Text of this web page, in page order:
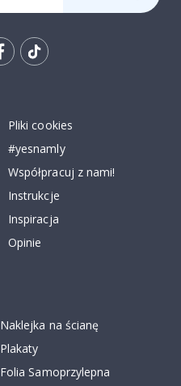
Pliki cookies
#yesnamly
Współpracuj z nami!
Instrukcje
Inspiracja
Opinie
Naklejka na ścianę
Plakaty
Folia Samoprzylepna